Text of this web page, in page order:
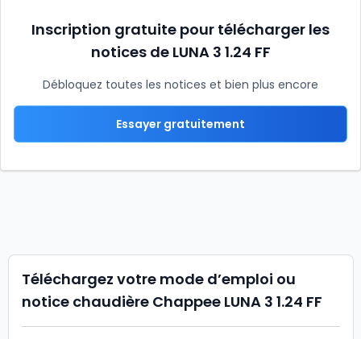
Inscription gratuite pour télécharger les
notices de LUNA 3 1.24 FF
Débloquez toutes les notices et bien plus encore
Essayer gratuitement
Téléchargez votre mode d’emploi ou
notice chaudière Chappee LUNA 3 1.24 FF